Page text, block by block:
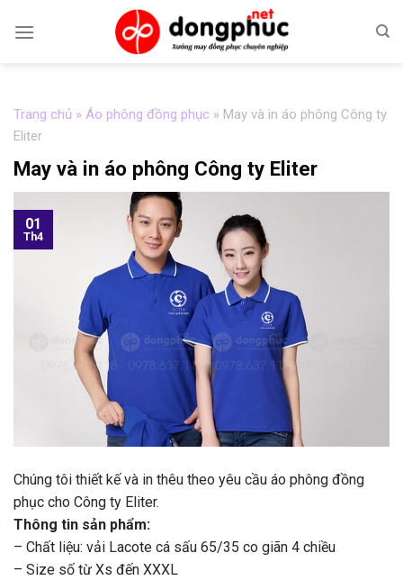
Trang chủ » Áo phông đồng phục » May và in áo phông Công ty
Eliter
May và in áo phông Công ty Eliter
01
Th4
Chúng tôi thiết kế và in thêu theo yêu cầu áo phông đồng
phục cho Công ty Eliter.
Thông tin sản phẩm:
– Chất liệu: vải Lacote cá sấu 65/35 co giãn 4 chiều
– Size số từ Xs đến XXXL